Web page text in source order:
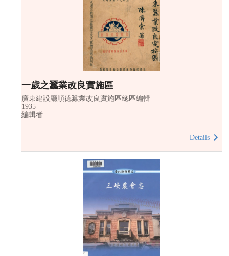
一歲之蠶業改良實施區
廣東建設廳順德蠶業改良實施區總區編輯
1935
編輯者
Details